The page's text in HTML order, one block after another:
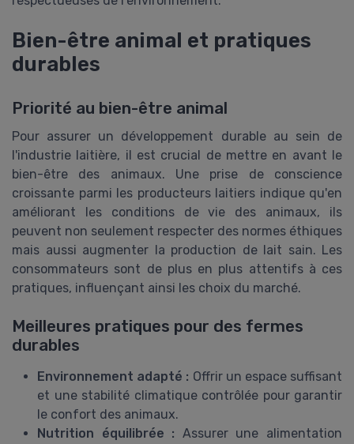
Bien-être animal et pratiques
durables
Priorité au bien-être animal
Pour assurer un développement durable au sein de
l'industrie laitière, il est crucial de mettre en avant le
bien-être des animaux. Une prise de conscience
croissante parmi les producteurs laitiers indique qu'en
améliorant les conditions de vie des animaux, ils
peuvent non seulement respecter des normes éthiques
mais aussi augmenter la production de lait sain. Les
consommateurs sont de plus en plus attentifs à ces
pratiques, influençant ainsi les choix du marché.
Meilleures pratiques pour des fermes
durables
Environnement adapté : Offrir un espace suffisant
et une stabilité climatique contrôlée pour garantir
le confort des animaux.
Nutrition équilibrée : Assurer une alimentation